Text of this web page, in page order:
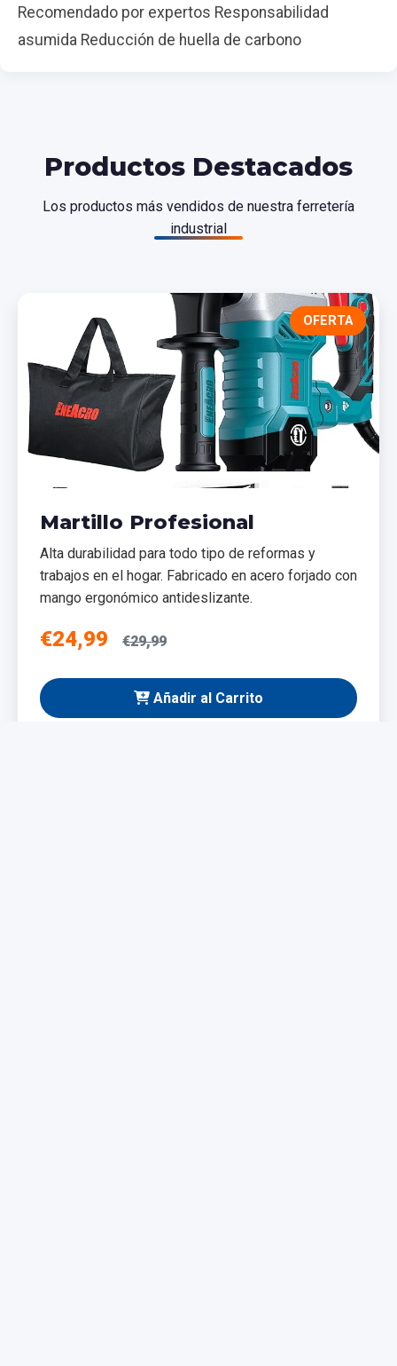
Recomendado por expertos Responsabilidad
asumida Reducción de huella de carbono
Productos Destacados
Los productos más vendidos de nuestra ferretería
industrial
OFERTA
Martillo Profesional
Alta durabilidad para todo tipo de reformas y
trabajos en el hogar. Fabricado en acero forjado con
mango ergonómico antideslizante.
€24,99 €29,99
Añadir al Carrito